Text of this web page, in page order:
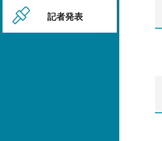
記者発表